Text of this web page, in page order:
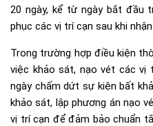
20 ngày, kể từ ngày bắt đầu
phục các vị trí cạn sau khi
Trong trường hợp điều kiện
việc khảo sát, nạo vét các vị
ngày chấm dứt sự kiện bất
khảo sát, lập phương án nạo
vị trí cạn để đảm bảo chuẩn